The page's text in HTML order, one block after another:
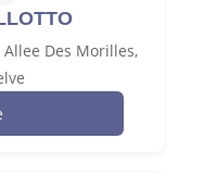
Des Morilles,